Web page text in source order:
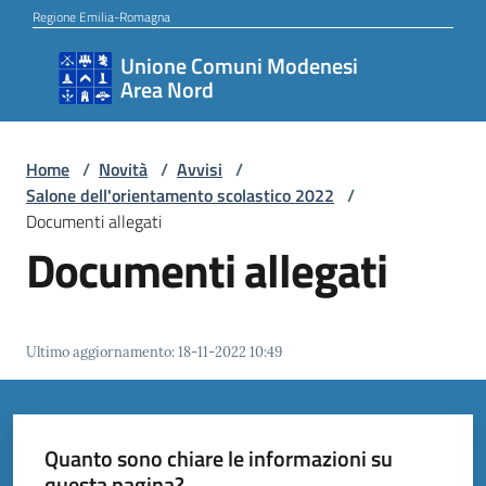
Vai al contenuto
Vai alla navigazione
Vai al footer
Regione Emilia-Romagna
Unione Comuni Modenesi
Area Nord
Unione
Comuni
Area
Nord
Novità
Servizi
Home / Novità / Avvisi /
Salone dell'orientamento scolastico 2022 /
Documenti allegati
Documenti allegati
Ultimo aggiornamento:18-11-2022 10:49
Quanto sono chiare le informazioni su